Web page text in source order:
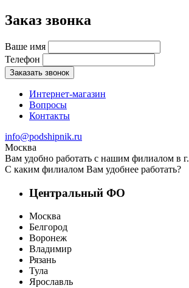
Заказ звонка
Ваше имя
Телефон
Заказать звонок
Интернет-магазин
Вопросы
Контакты
info@podshipnik.ru
Москва
Вам удобно работать с нашим филиалом в г.
С каким филиалом Вам удобнее работать?
Центральный ФО
Москва
Белгород
Воронеж
Владимир
Рязань
Тула
Ярославль